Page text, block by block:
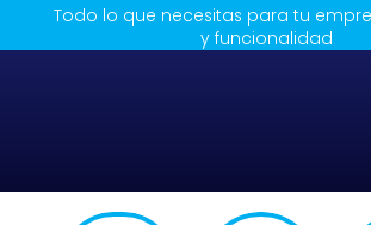
Todo lo que necesitas para tu
y funcionalidad